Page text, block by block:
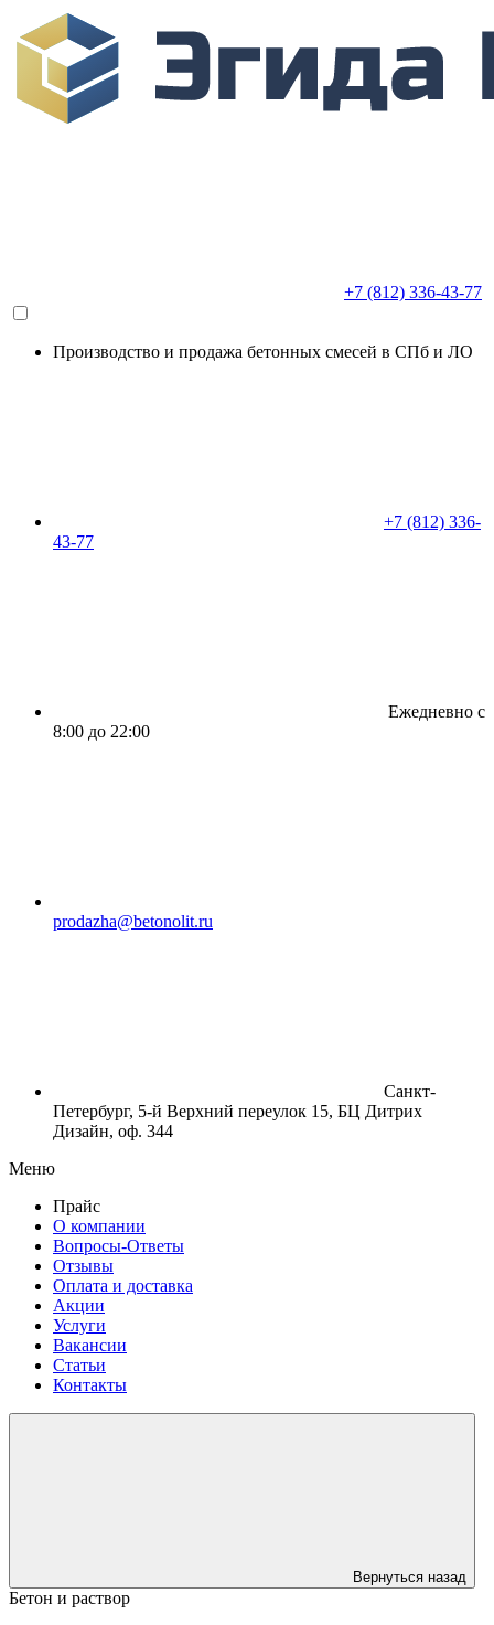
+7 (812) 336-43-77
Производство и продажа бетонных смесей в СПб и ЛО
+7 (812) 336-
43-77
Ежедневно с
8:00 до 22:00
prodazha@betonolit.ru
Санкт-
Петербург, 5-й Верхний переулок 15, БЦ Дитрих
Дизайн, оф. 344
Меню
Прайс
О компании
Вопросы-Ответы
Отзывы
Оплата и доставка
Акции
Услуги
Вакансии
Статьи
Контакты
Вернуться назад
Бетон и раствор